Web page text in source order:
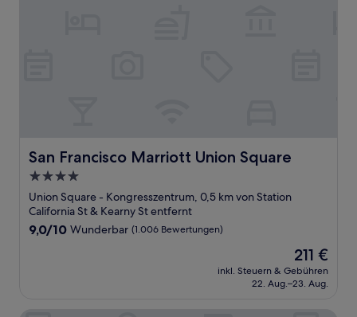
San Francisco Marriott Union Square
San Francisco Marriott Union Square
4.0-
Sterne-
Unterkunft
Union Square - Kongresszentrum, 0,5 km von Station
California St & Kearny St entfernt
9.0
9,0/10 Wunderbar (1.006 Bewertungen)
Der
Preis
beträgt
211 €
inkl. Steuern & Gebühren
22. Aug.–23. Aug.